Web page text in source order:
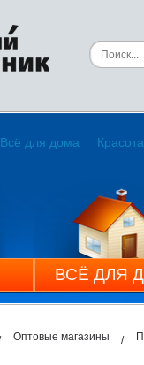
Всё для дома
ВСЁ ДЛЯ
Оптовые магазины